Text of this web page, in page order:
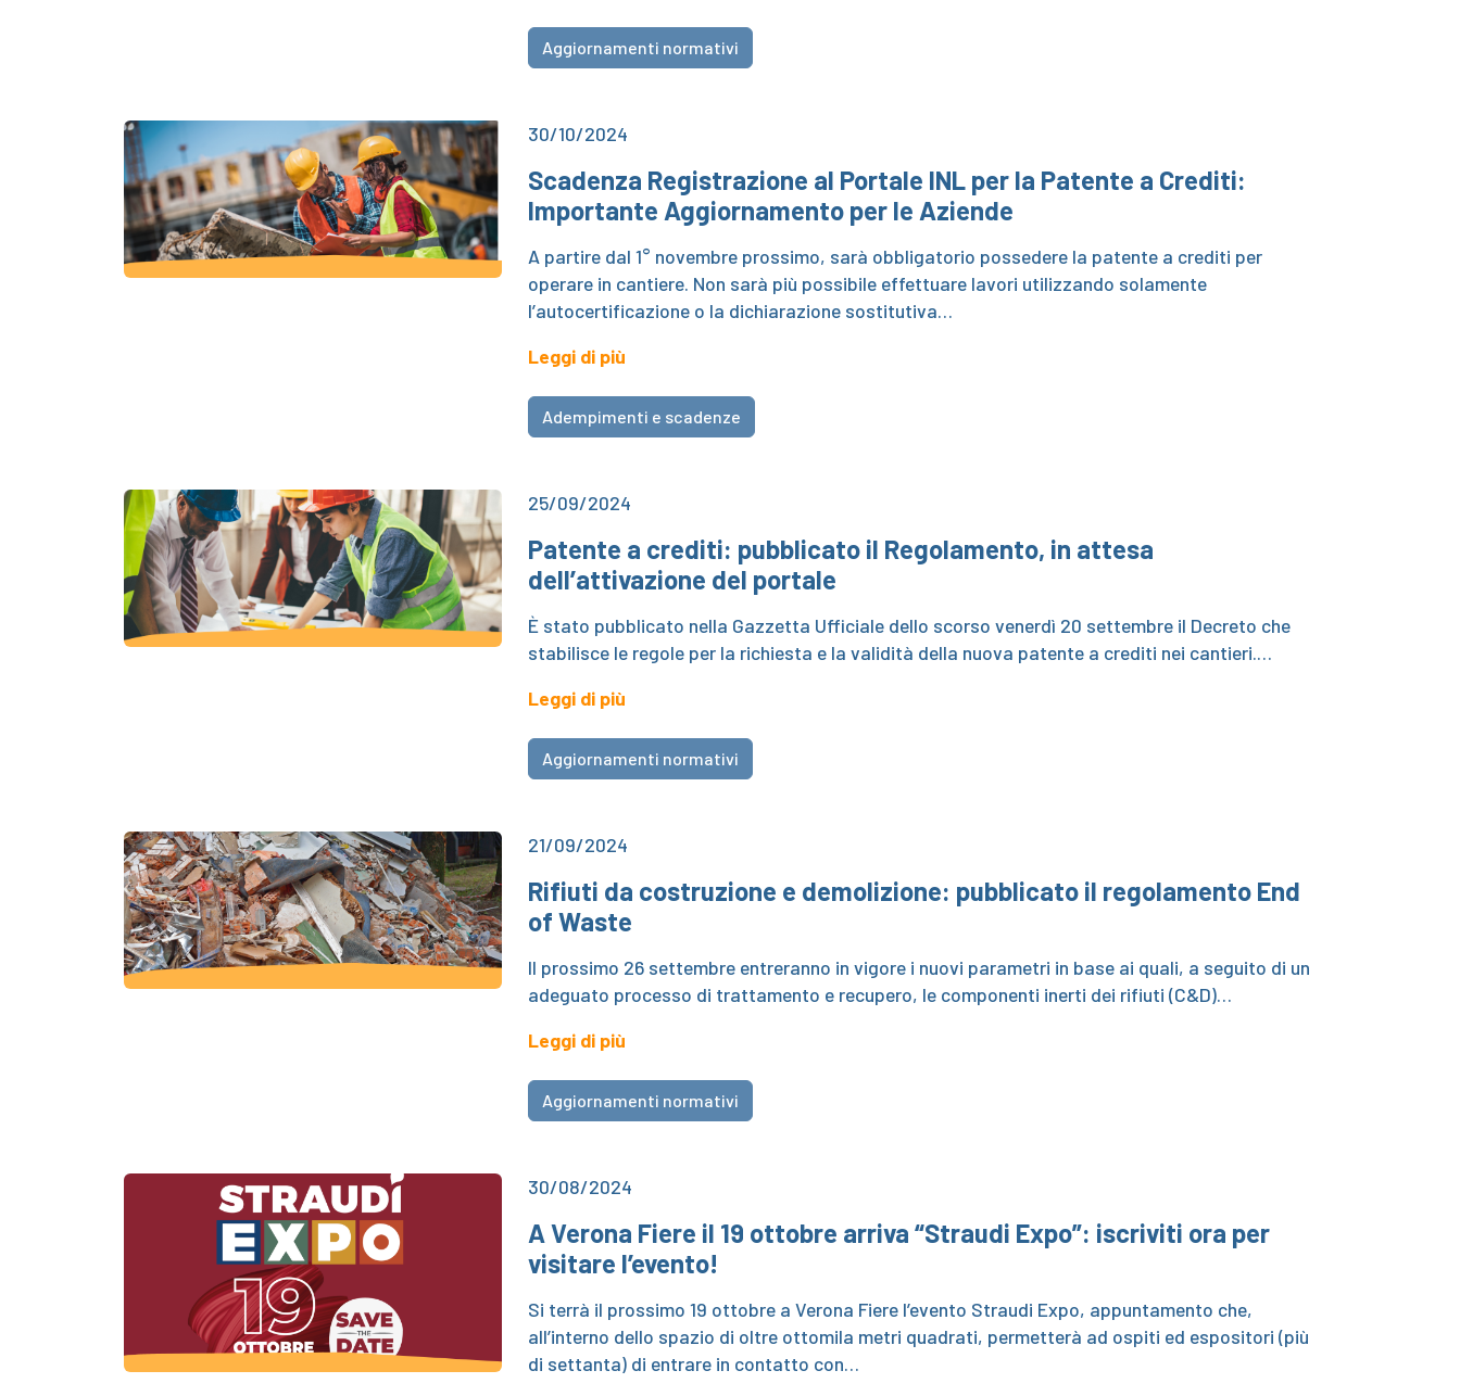
Aggiornamenti normativi
30/10/2024
Scadenza Registrazione al Portale INL per la Patente a Crediti:
Importante Aggiornamento per le Aziende
A partire dal 1° novembre prossimo, sarà obbligatorio possedere la patente a crediti per
operare in cantiere. Non sarà più possibile effettuare lavori utilizzando solamente
l’autocertificazione o la dichiarazione sostitutiva…
Leggi di più
Adempimenti e scadenze
25/09/2024
Patente a crediti: pubblicato il Regolamento, in attesa
dell’attivazione del portale
È stato pubblicato nella Gazzetta Ufficiale dello scorso venerdì 20 settembre il Decreto che
stabilisce le regole per la richiesta e la validità della nuova patente a crediti nei cantieri.…
Leggi di più
Aggiornamenti normativi
21/09/2024
Rifiuti da costruzione e demolizione: pubblicato il regolamento End
of Waste
Il prossimo 26 settembre entreranno in vigore i nuovi parametri in base ai quali, a seguito di un
adeguato processo di trattamento e recupero, le componenti inerti dei rifiuti (C&D)…
Leggi di più
Aggiornamenti normativi
30/08/2024
A Verona Fiere il 19 ottobre arriva “Straudi Expo”: iscriviti ora per
visitare l’evento!
Si terrà il prossimo 19 ottobre a Verona Fiere l’evento Straudi Expo, appuntamento che,
all’interno dello spazio di oltre ottomila metri quadrati, permetterà ad ospiti ed espositori (più
di settanta) di entrare in contatto con…